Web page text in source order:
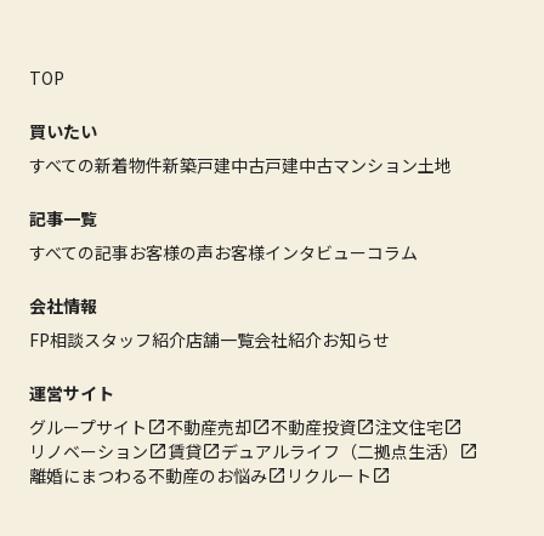
TOP
買いたい
すべての新着物件新築戸建中古戸建中古マンション土地
記事一覧
すべての記事お客様の声お客様インタビューコラム
会社情報
FP相談スタッフ紹介店舗一覧会社紹介お知らせ
運営サイト
グループサイト
不動産売却 不動産投資
注文住宅
リノベーション
賃貸
デュアルライフ（二拠点生活）
離婚にまつわる不動産のお悩み
リクルート